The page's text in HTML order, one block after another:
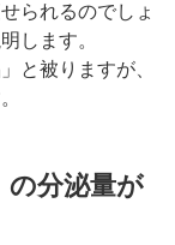
られるのでしょ
します。
被りますが、
の分泌量が